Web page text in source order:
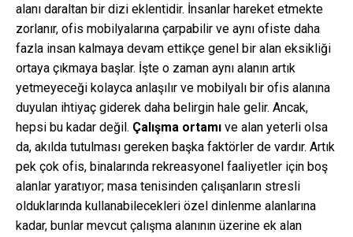
alanı daraltan bir dizi eklentidir. İnsanlar hareket etmekte
zorlanır, ofis mobilyalarına çarpabilir ve aynı ofiste daha
fazla insan kalmaya devam ettikçe genel bir alan eksikliği
ortaya çıkmaya başlar. İşte o zaman aynı alanın artık
yetmeyeceği kolayca anlaşılır ve mobilyalı bir ofis alanına
duyulan ihtiyaç giderek daha belirgin hale gelir. Ancak,
hepsi bu kadar değil. Çalışma ortamı ve alan yeterli olsa
da, akılda tutulması gereken başka faktörler de vardır. Artık
pek çok ofis, binalarında rekreasyonel faaliyetler için boş
alanlar yaratıyor; masa tenisinden çalışanların stresli
olduklarında kullanabilecekleri özel dinlenme alanlarına
kadar, bunlar mevcut çalışma alanının üzerine ek alan